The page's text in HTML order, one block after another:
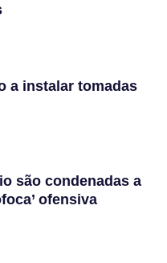
a instalar tomadas
são condenadas a
ofensiva